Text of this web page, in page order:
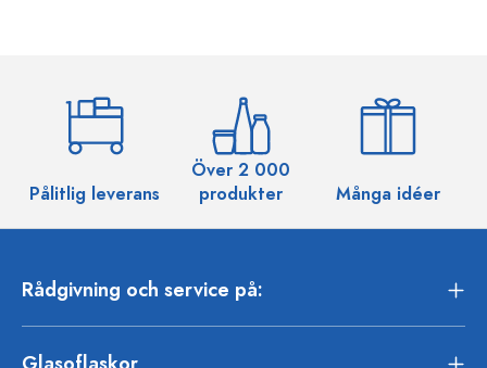
Pålitlig leverans
Över 2 000
produkter
Många idéer
Rådgivning och service på:
Glasoflaskor